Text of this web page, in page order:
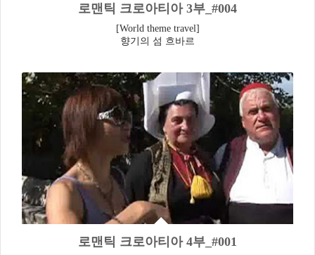
로맨틱 크로아티아 3부_#004
[World theme travel]
향기의 섬 흐바르
로맨틱 크로아티아 4부_#001